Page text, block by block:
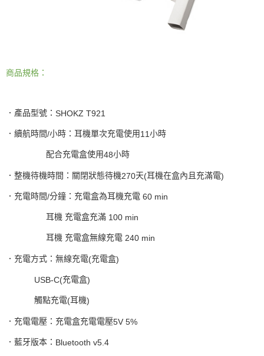
商品規格：
．產品型號： SHOKZ T921
．續航時間/小時：耳機單次充電使用11小時
配合充電盒使用48小時
．整機待機時間：關閉狀態待機270天(耳機在盒內且充滿電)
．充電時間/分鐘：充電盒為耳機充電 60 min
耳機 充電盒充滿 100 min
耳機 充電盒無線充電 240 min
．充電方式：無線充電(充電盒)
USB-C(充電盒)
觸點充電(耳機)
．充電電壓：充電盒充電電壓5V 5%
．藍牙版本： Bluetooth v5.4